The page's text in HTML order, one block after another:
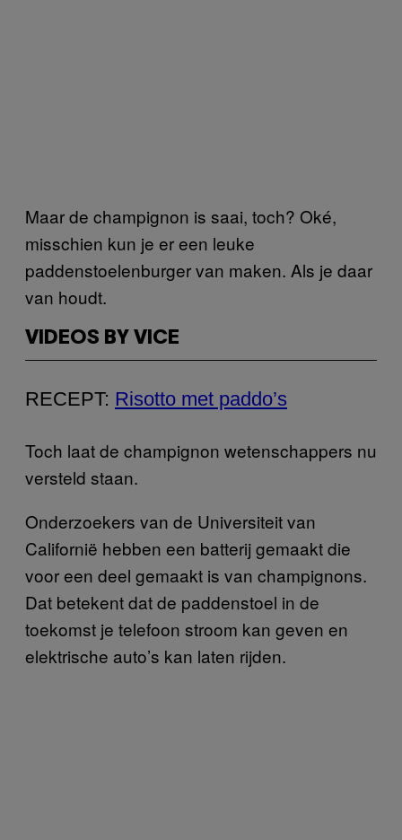
Maar de champignon is saai, toch? Oké,
misschien kun je er een leuke
paddenstoelenburger van maken. Als je daar
van houdt.
VIDEOS BY VICE
RECEPT: Risotto met paddo’s
Toch laat de champignon wetenschappers nu
versteld staan.
Onderzoekers van de Universiteit van
Californië hebben een batterij gemaakt die
voor een deel gemaakt is van champignons.
Dat betekent dat de paddenstoel in de
toekomst je telefoon stroom kan geven en
elektrische auto’s kan laten rijden.